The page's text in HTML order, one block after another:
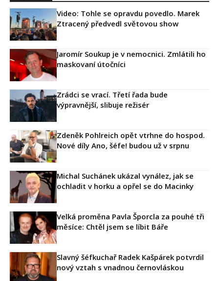
Video: Tohle se opravdu povedlo. Marek
Ztracený předvedl světovou show
Jaromír Soukup je v nemocnici. Zmlátili ho
maskovaní útočníci
Zrádci se vrací. Třetí řada bude
výpravnější, slibuje režisér
Zdeněk Pohlreich opět vtrhne do hospod.
Nové díly Ano, šéfe! budou už v srpnu
Michal Suchánek ukázal vynález, jak se
ochladit v horku a opřel se do Macinky
Velká proměna Pavla Šporcla za pouhé tři
měsíce: Chtěl jsem se líbit Báře
Slavný šéfkuchař Radek Kašpárek potvrdil
nový vztah s vnadnou černovláskou